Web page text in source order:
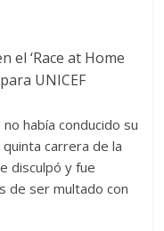
el ‘Race at Home
UNICEF
había conducido su
carrera de la
disculpó y fue
de ser multado con